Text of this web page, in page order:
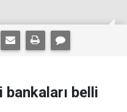
belli